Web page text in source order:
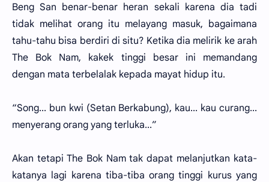
Beng San benar-benar heran sekali karena dia tadi
tidak melihat orang itu melayang masuk, bagaimana
tahu-tahu bisa berdiri di situ? Ketika dia melirik ke arah
The Bok Nam, kakek tinggi besar ini memandang
dengan mata terbelalak kepada mayat hidup itu.
“Song... bun kwi (Setan Berkabung), kau... kau curang...
menyerang orang yang terluka...”
Akan tetapi The Bok Nam tak dapat melanjutkan kata-
katanya lagi karena tiba-tiba orang tinggi kurus yang